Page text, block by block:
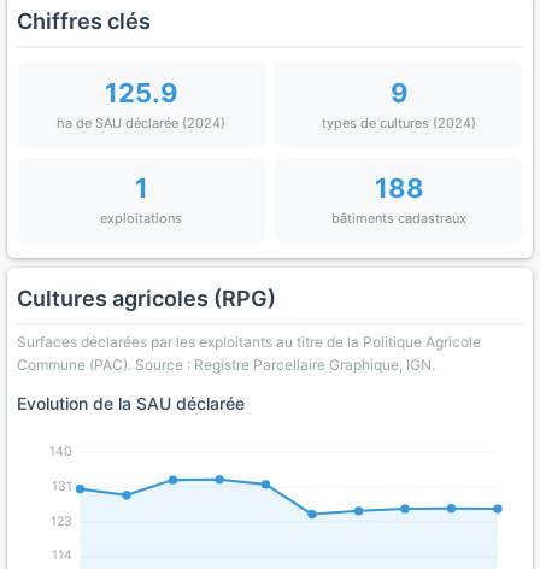
Chiffres clés
125.9
ha de SAU déclarée (2024)
9
types de cultures (2024)
1
exploitations
188
bâtiments cadastraux
Cultures agricoles (RPG)
Surfaces déclarées par les exploitants au titre de la Politique Agricole
Commune (PAC). Source : Registre Parcellaire Graphique, IGN.
Evolution de la SAU déclarée
114
123
131
140